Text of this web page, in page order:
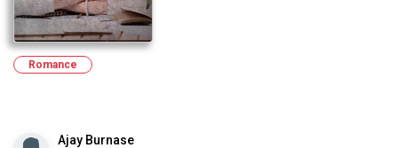
Romance
Ajay Burnase